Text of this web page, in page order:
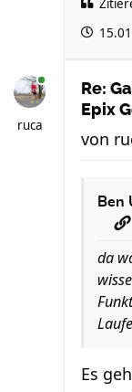
ruca
Re:
Epix
von
Ben
da
Es